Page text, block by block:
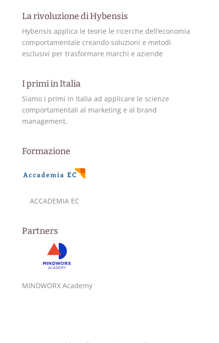
La rivoluzione di Hybensis
Hybensis applica le teorie le ricerche dell’economia
comportamentale creando soluzioni e metodi
esclusivi per trasformare marchi e aziende
I primi in Italia
Siamo i primi in Italia ad applicare le scienze
comportamentali al marketing e al brand
management.
Formazione
ACCADEMIA EC
Partners
MINDWORX Academy